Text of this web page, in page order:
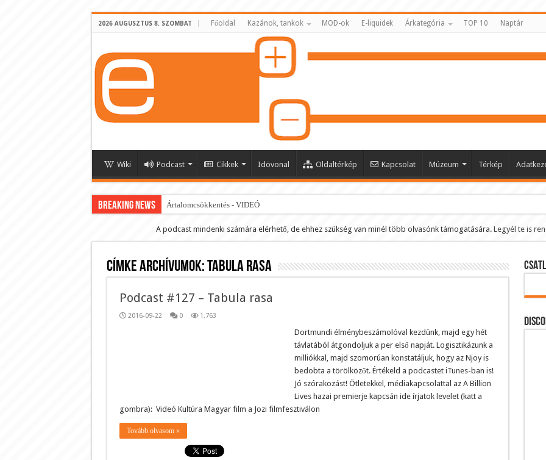
2026 AUGUSZTUS 8. SZOMBAT Főoldal Kazánok, tankok MOD-ok E-liquidek Árkategória TOP 10 Naptár
Wiki Podcast Cikkek Idövonal Oldaltérkép Kapcsolat Múzeum Térkép
BREAKING NEWS Ártalomcsökkentés - VIDEÓ
E-cigi használati szokások 2.0
Android Podcast alkalmazás letöltése
Párásító podcast lejátszási lista
A podcast mindenki számára elérhető, de ehhez szükség van minél több olvasónk támogatására. Legyél te is
Címke archívumok:Tabula rasa
Podcast #127 – Tabula rasa
2016-09-22 0 1,763
Dortmundi élménybeszámolóval kezdünk, majd egy hét
távlatából átgondoljuk a per első napját. Logisztikázunk a
milliókkal, majd szomorúan konstatáljuk, hogy az Njoy is
bedobta a törölközőt. Értékeld a podcastet iTunes-ban is!
Jó szórakozást! Ötletekkel, médiakapcsolattal az A Billion
Lives hazai premierje kapcsán ide írjatok levelet (katt a
gombra): Videó Kultúra Magyar film a Jozi filmfesztiválon
Tovább olvasom »